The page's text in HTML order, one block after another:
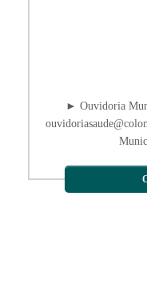
► Ouvidoria